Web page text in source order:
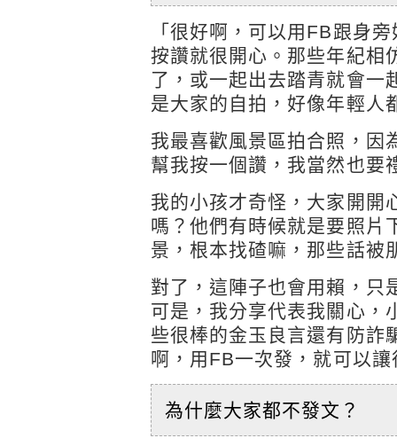
「很好啊，可以用FB跟身
按讚就很開心。那些年紀相
了，或一起出去踏青就會一
是大家的自拍，好像年輕人
我最喜歡風景區拍合照，因
幫我按一個讚，我當然也要
我的小孩才奇怪，大家開開
嗎？他們有時候就是要照片
景，根本找碴嘛，那些話被
對了，這陣子也會用賴，只
可是，我分享代表我關心，
些很棒的金玉良言還有防詐
啊，用FB一次發，就可以
為什麼大家都不發文？